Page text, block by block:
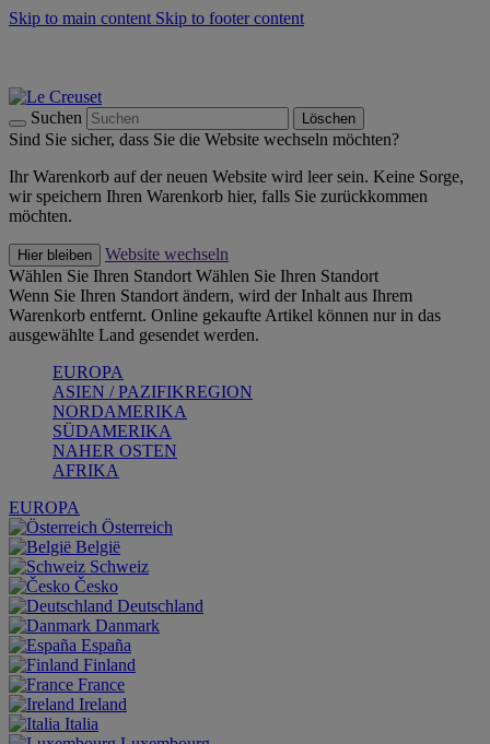
Skip to main content Skip to footer content
Suchen Löschen
Sind Sie sicher, dass Sie die Website wechseln möchten?
Ihr Warenkorb auf der neuen Website wird leer sein. Keine Sorge,
wir speichern Ihren Warenkorb hier, falls Sie zurückkommen
möchten.
Hier bleiben
Website wechseln
Wählen Sie Ihren Standort Wählen Sie Ihren Standort
Wenn Sie Ihren Standort ändern, wird der Inhalt aus Ihrem
Warenkorb entfernt. Online gekaufte Artikel können nur in das
ausgewählte Land gesendet werden.
EUROPA
ASIEN / PAZIFIKREGION
NORDAMERIKA
SÜDAMERIKA
NAHER OSTEN
AFRIKA
EUROPA
Österreich
België
Schweiz
Česko
Deutschland
Danmark
España
Finland
France
Ireland
Italia